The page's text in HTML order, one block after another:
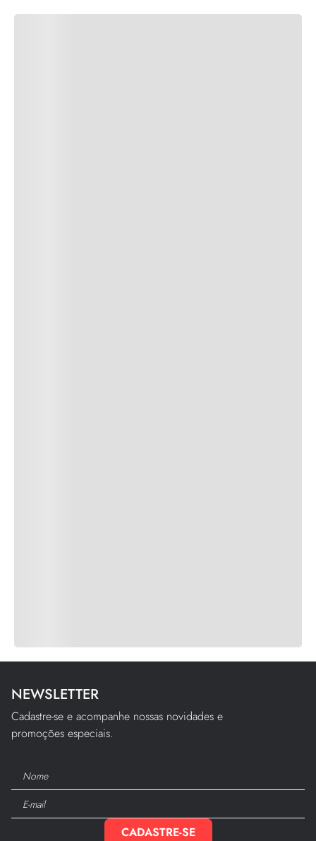
NEWSLETTER
Cadastre-se e acompanhe nossas novidades e
promoções especiais.
CADASTRE-SE